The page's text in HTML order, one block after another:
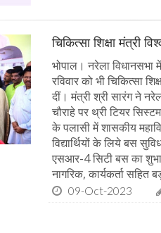
चिकित्सा शिक्षा मंत्री
भोपाल। नरेला विधानसभा
रविवार को भी चिकित्सा
दीं। मंत्री श्री सारंग ने
चौराहे पर थ्री टियर
के पलासी में शासकीय
विद्यार्थियों के लिये बस
एसआर-4 सिटी बस का
नागरिक, कार्यकर्ता सहित
09-Oct-2023